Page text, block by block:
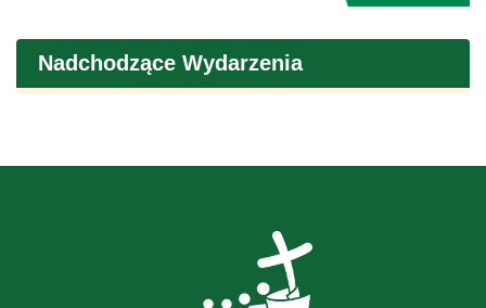
Nadchodzące Wydarzenia